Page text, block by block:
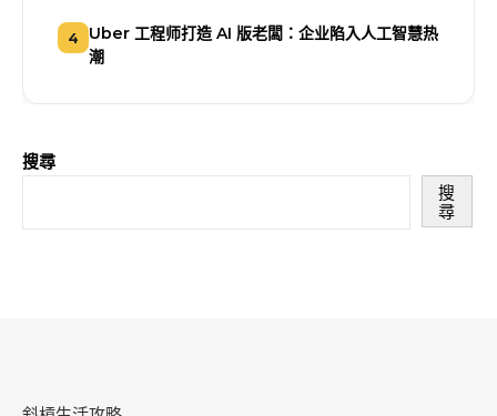
4
Uber 工程师打造 AI 版老闆：企业陷入人工智慧热
潮
搜尋
搜
尋